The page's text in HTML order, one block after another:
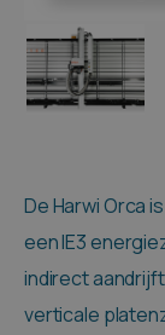
De Harwi Orca
een IE3
indirect
verticale